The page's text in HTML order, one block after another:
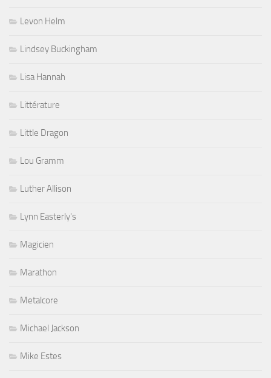
Levon Helm
Lindsey Buckingham
Lisa Hannah
Littérature
Little Dragon
Lou Gramm
Luther Allison
Lynn Easterly's
Magicien
Marathon
Metalcore
Michael Jackson
Mike Estes